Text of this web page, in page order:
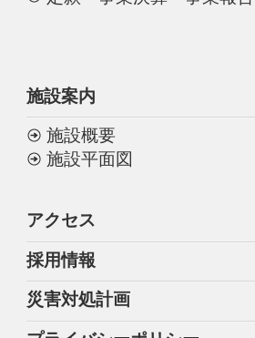
施設案内
施設概要
施設平面図
アクセス
採用情報
災害対処計画